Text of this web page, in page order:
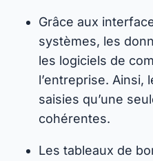
Grâce aux
systèmes, les
les logiciels de
l’entreprise. Ainsi,
saisies qu’une
cohérentes.
Les tableaux de